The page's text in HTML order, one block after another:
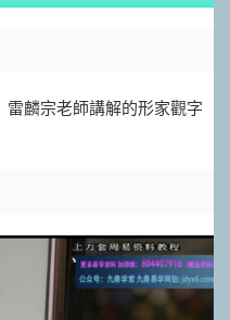
麟宗老師講解的形家觀字